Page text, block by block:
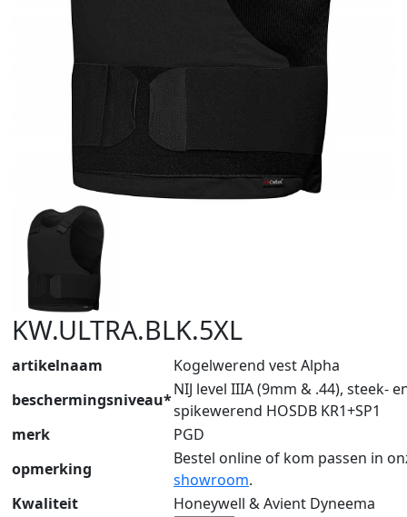
KW.ULTRA.BLK.5XL
artikelnaam
Kogelwerend vest Alpha
beschermingsniveau*
NIJ level IIIA (9mm & .44), steek-
spikewerend HOSDB KR1+SP1
merk
PGD
opmerking
Bestel online of kom passen in
showroom.
Kwaliteit
Honeywell & Avient Dyneema